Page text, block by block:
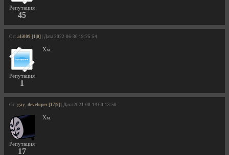
Репутация
45
От: ali009 [1|0] | Дата 2022-06-30 19:25:54
Репутация
1
Хм.
От: gay_developer [17|9] | Дата 2021-08-14 00:13:50
Репутация
17
Хм.